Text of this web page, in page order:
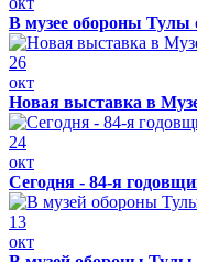
В музее обороны Тулы
26
окт
Новая выставка в
24
окт
Сегодня - 84-я
13
окт